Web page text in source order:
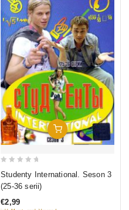
In Den Warenkorb
5
Studenty International. Seson 3
(25-36 serii)
€2,99